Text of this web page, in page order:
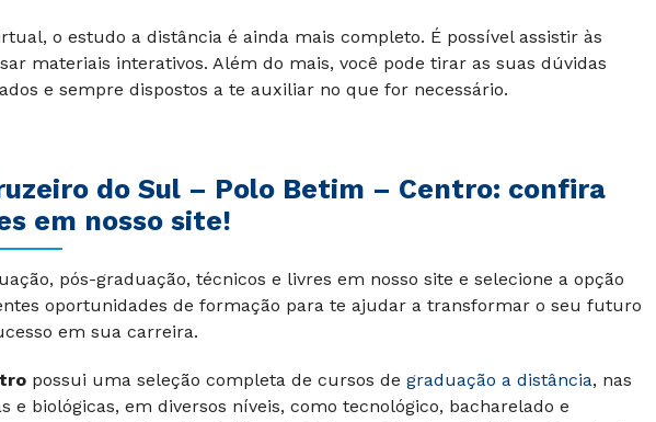
o estudo a distância é ainda mais completo. É possível assistir às
materiais interativos. Além do mais, você pode tirar as suas dúvidas
e sempre dispostos a te auxiliar no que for necessário.
do Sul – Polo Betim – Centro: confira
em nosso site!
pós-graduação, técnicos e livres em nosso site e selecione a opção
oportunidades de formação para te ajudar a transformar o seu futuro
em sua carreira.
possui uma seleção completa de cursos de graduação a distância, nas
e biológicas, em diversos níveis, como tecnológico, bacharelado e